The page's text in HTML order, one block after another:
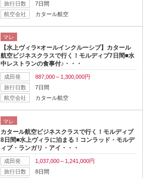
旅行日数
7日間
航空会社
カタール航空
マレ
【水上ヴィラ×オールインクルーシブ】カタール
航空ビジネスクラスで行く！モルディブ7日間■水
中レストランの食事付♪・・・
成田発
887,000～1,300,000円
旅行日数
7日間
航空会社
カタール航空
マレ
カタール航空ビジネスクラスで行く！モルディブ
8日間■水上ヴィラに泊まる！コンラッド・モルデ
ィブ・ランガリ・アイ・・・
成田発
1,037,000～1,241,000円
旅行日数
8日間